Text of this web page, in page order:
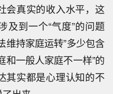
会真实的收入水平，这
及到一个“气度”的问题
维持家庭运转”多少包含
和一般人家庭不一样”的
其实都是心理认知的不